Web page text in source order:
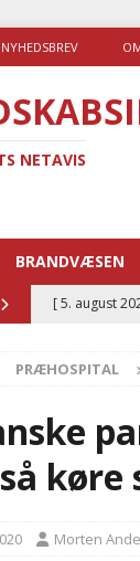
NYHEDSBREV
NETAVIS
BRANDVÆSEN
[ 5. august
[ 5. august
BRANDVÆSEN
[ 4. august
PRÆHOSPITAL
Morten